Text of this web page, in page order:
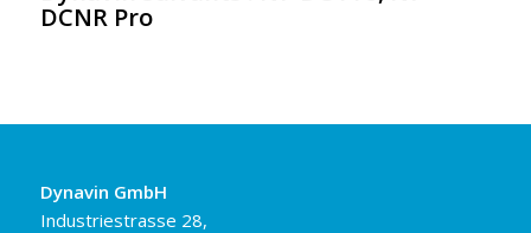
DCNR Pro
Dynavin GmbH
Industriestrasse 28,